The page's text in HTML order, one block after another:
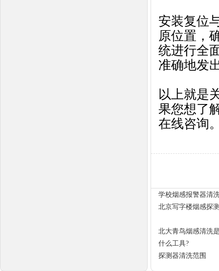
安装复位
原位置，
统进行全
准确地发
以上就是
果您想了
在线咨询
学校烟感报警器清
北京写字楼烟感探
北大青鸟烟感清洗
什么工具?
探测器清洗范围